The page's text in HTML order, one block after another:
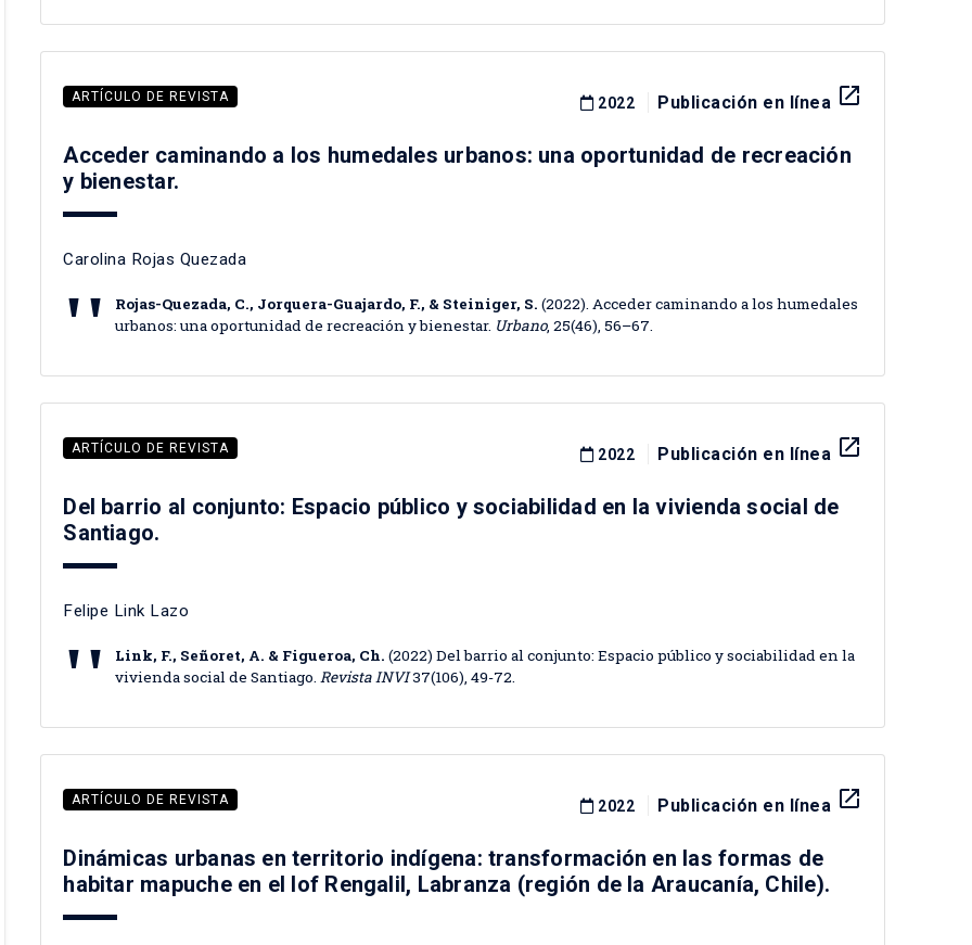
ARTÍCULO DE REVISTA 2022 Publicación en línea launch
Acceder caminando a los humedales urbanos: una oportunidad de recreación
y bienestar.
Carolina Rojas Quezada
Rojas-Quezada, C., Jorquera-Guajardo, F., & Steiniger, S. (2022). Acceder caminando a los humedales
urbanos: una oportunidad de recreación y bienestar. Urbano, 25(46), 56–67.
ARTÍCULO DE REVISTA 2022 Publicación en línea launch
Del barrio al conjunto: Espacio público y sociabilidad en la vivienda social de
Santiago.
Felipe Link Lazo
Link, F., Señoret, A. & Figueroa, Ch. (2022) Del barrio al conjunto: Espacio público y sociabilidad en la
vivienda social de Santiago.Revista INVI37(106), 49-72.
ARTÍCULO DE REVISTA 2022 Publicación en línea launch
Dinámicas urbanas en territorio indígena: transformación en las formas de
habitar mapuche en el lof Rengalil, Labranza (región de la Araucanía, Chile).